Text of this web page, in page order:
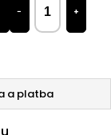
+
−
a platba